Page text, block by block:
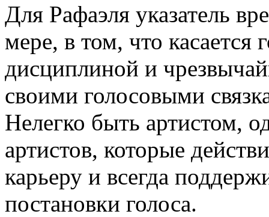
Для Рафаэля указатель
мере, в том, что касается
дисциплиной и
своими голосовыми
Нелегко быть артистом,
артистов, которые
карьеру и всегда
постановки голоса.